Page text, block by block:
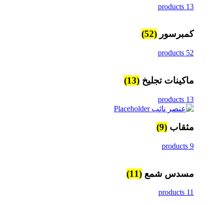
13 products
كمبرسور (52)
52 products
ماكينات تجليخ (13)
13 products
مثقاب (9)
9 products
مسدس شمع (11)
11 products